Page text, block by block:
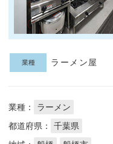
業種 ラーメン屋
業種：
ラーメン
都道府県：
千葉県